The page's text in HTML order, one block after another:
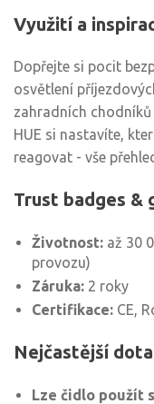
Využití a
Dopřejte si pocit
osvětlení
zahradních
HUE si nastavíte,
reagovat - vše
Trust badges &
Životnost: až 30
provozu)
Záruka: 2 roky
Certifikace: CE,
Nejčastější
Lze čidlo použít